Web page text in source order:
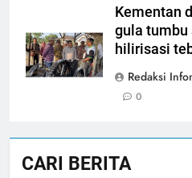
Kementan
gula
hilirisasi
Redaksi
0
CARI BERITA